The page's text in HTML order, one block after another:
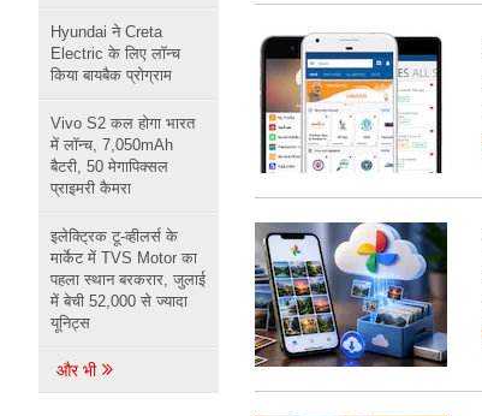
Hyundai ने Creta
Electric के लिए लॉन्च
किया बायबैक प्रोग्राम
Vivo S2 कल होगा भारत
में लॉन्च, 7,050mAh
बैटरी, 50 मेगापिक्सल
प्राइमरी कैमरा
इलेक्ट्रिक टू-व्हीलर्स के
मार्केट में TVS Motor का
पहला स्थान बरकरार, जुलाई
में बेची 52,000 से ज्यादा
यूनिट्स
और भी